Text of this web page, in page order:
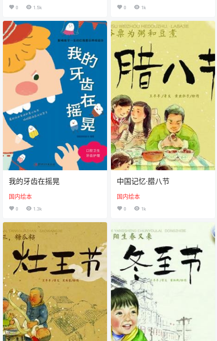
0 1.5k 0 1k
我的牙齿在摇晃
国内绘本
0 1.3k
中国记忆·腊八节
国内绘本
0 1k